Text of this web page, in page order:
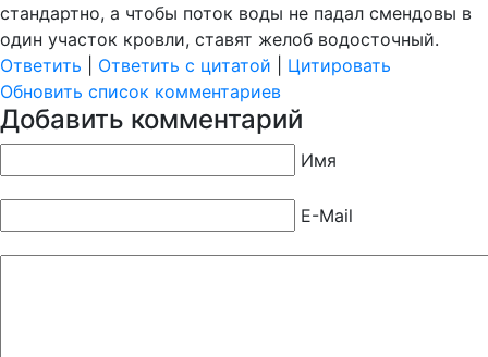
стандартно, а чтобы поток воды не падал смендовы в
один участок кровли, ставят желоб водосточный.
Ответить
Ответить с цитатой
Цитировать
Обновить список комментариев
Добавить комментарий
Имя
E-Mail